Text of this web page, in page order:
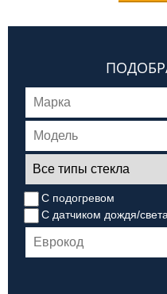
С подогревом
С датчиком дождя/света